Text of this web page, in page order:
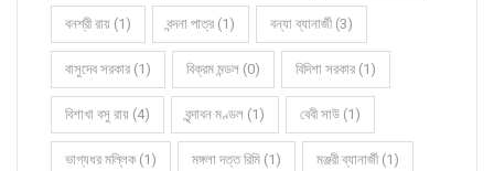
বনশ্রী রায় (1) বন্দনা পাত্র (1) বন্যা ব্যানার্জী (3)
বাসুদেব সরকার (1) বিক্রম মন্ডল (0) বিদিশা সরকার (1)
বিশাখা বসু রায় (4) বৃন্দাবন মণ্ডল (1) বেবী সাউ (1)
ভাগ্যধর মল্লিক (1) মঙ্গলা দত্ত রিমি (1) মঞ্জরী ব্যানার্জী (1)